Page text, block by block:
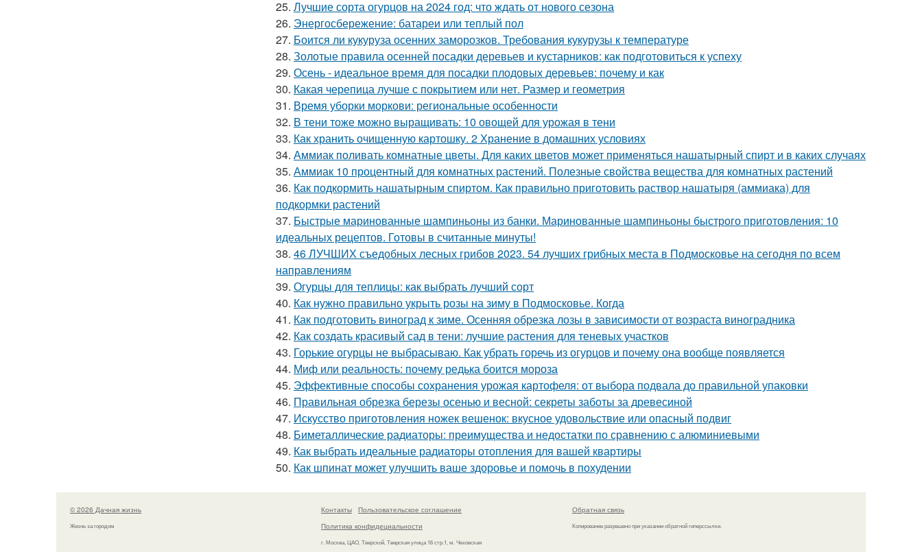
25. Лучшие сорта огурцов на 2024 год: что ждать от нового сезона
26. Энергосбережение: батареи или теплый пол
27. Боится ли кукуруза осенних заморозков. Требования кукурузы к температуре
28. Золотые правила осенней посадки деревьев и кустарников: как подготовиться к успеху
29. Осень - идеальное время для посадки плодовых деревьев: почему и как
30. Какая черепица лучше с покрытием или нет. Размер и геометрия
31. Время уборки моркови: региональные особенности
32. В тени тоже можно выращивать: 10 овощей для урожая в тени
33. Как хранить очищенную картошку. 2 Хранение в домашних условиях
34. Аммиак поливать комнатные цветы. Для каких цветов может применяться нашатырный спирт и в каких случаях
35. Аммиак 10 процентный для комнатных растений. Полезные свойства вещества для комнатных растений
36. Как подкормить нашатырным спиртом. Как правильно приготовить раствор нашатыря (аммиака) для
подкормки растений
37. Быстрые маринованные шампиньоны из банки. Маринованные шампиньоны быстрого приготовления: 10
идеальных рецептов. Готовы в считанные минуты!
38. 46 ЛУЧШИХ съедобных лесных грибов 2023. 54 лучших грибных места в Подмосковье на сегодня по всем
направлениям
39. Огурцы для теплицы: как выбрать лучший сорт
40. Как нужно правильно укрыть розы на зиму в Подмосковье. Когда
41. Как подготовить виноград к зиме. Осенняя обрезка лозы в зависимости от возраста виноградника
42. Как создать красивый сад в тени: лучшие растения для теневых участков
43. Горькие огурцы не выбрасываю. Как убрать горечь из огурцов и почему она вообще появляется
44. Миф или реальность: почему редька боится мороза
45. Эффективные способы сохранения урожая картофеля: от выбора подвала до правильной упаковки
46. Правильная обрезка березы осенью и весной: секреты заботы за древесиной
47. Искусство приготовления ножек вешенок: вкусное удовольствие или опасный подвиг
48. Биметаллические радиаторы: преимущества и недостатки по сравнению с алюминиевыми
49. Как выбрать идеальные радиаторы отопления для вашей квартиры
50. Как шпинат может улучшить ваше здоровье и помочь в похудении
© 2026 Дачная жизнь
Жизнь за городом
Контакты
Пользовательское соглашение
Политика конфидециальности
г. Москва, ЦАО, Тверской, Тверская улица 16 стр.1, м. Чеховская
Обратная связь
Копирование разрешено при указании обратной гиперссылки.